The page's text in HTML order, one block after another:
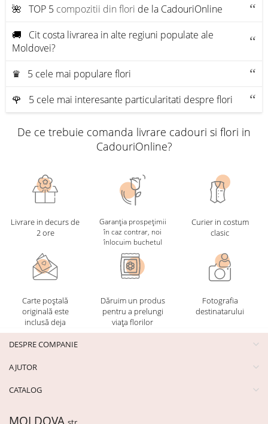
🌺 TOP 5 compozitii din flori de la CadouriOnline
🚚 Cit costa livrarea in alte regiuni populate ale
Moldovei?
♛ 5 cele mai populare flori
🌹 5 cele mai interesante particularitati despre flori
De ce trebuie comanda livrare cadouri si flori in
CadouriOnline?
Livrare in decurs de
2 ore
Garanția prospețimii
în caz contrar, noi
înlocuim buchetul
Curier in costum
clasic
Carte poștală
originală este
inclusă deja
Dăruim un produs
pentru a prelungi
viața florilor
Fotografia
destinatarului
DESPRE COMPANIE
AJUTOR
CATALOG